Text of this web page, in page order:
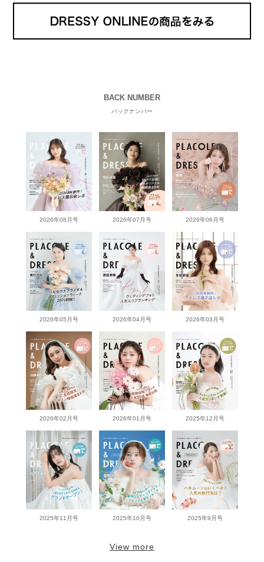
BACK NUMBER
バックナンバー
2026年08月号 2026年07月号 2026年06月号
2026年05月号 2026年04月号 2026年03月号
2026年02月号 2026年01月号 2025年12月号
2025年11月号 2025年10月号 2025年9月号
View more